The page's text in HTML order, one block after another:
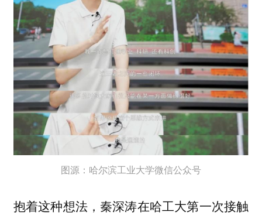
图源：哈尔滨工业大学微信公众号
抱着这种想法，秦深涛在哈工大第一次接触